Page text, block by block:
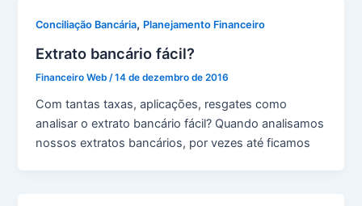
Conciliação Bancária, Planejamento Financeiro
Extrato bancário fácil?
Financeiro Web/14 de dezembro de 2016
Com tantas taxas, aplicações, resgates como
analisar o extrato bancário fácil? Quando analisamos
nossos extratos bancários, por vezes até ficamos